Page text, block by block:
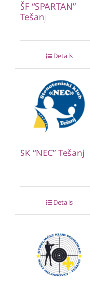
ŠF “SPARTAN”
Tešanj
Details
SK “NEC” Tešanj
Details